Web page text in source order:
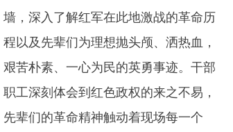
墙，深入了解红军在此地激战的革命历
程以及先辈们为理想抛头颅、洒热血，
艰苦朴素、一心为民的英勇事迹。干部
职工深刻体会到红色政权的来之不易，
先辈们的革命精神触动着现场每一个